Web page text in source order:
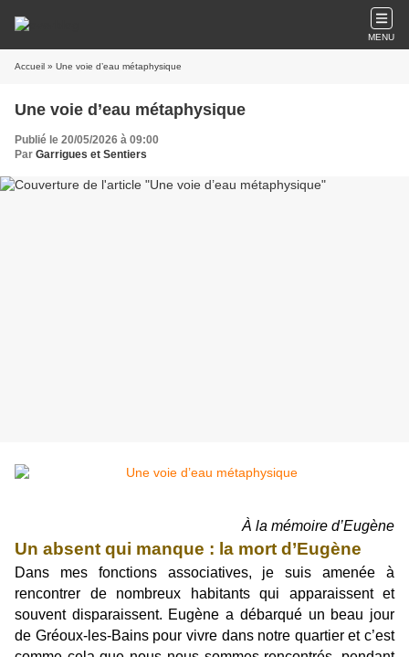
MENU
Accueil » Une voie d’eau métaphysique
Une voie d’eau métaphysique
Publié le 20/05/2026 à 09:00
Par Garrigues et Sentiers
À la mémoire d’Eugène
Un absent qui manque : la mort d’Eugène
Dans mes fonctions associatives, je suis amenée à
rencontrer de nombreux habitants qui apparaissent et
souvent disparaissent. Eugène a débarqué un beau jour
de Gréoux-les-Bains pour vivre dans notre quartier et c’est